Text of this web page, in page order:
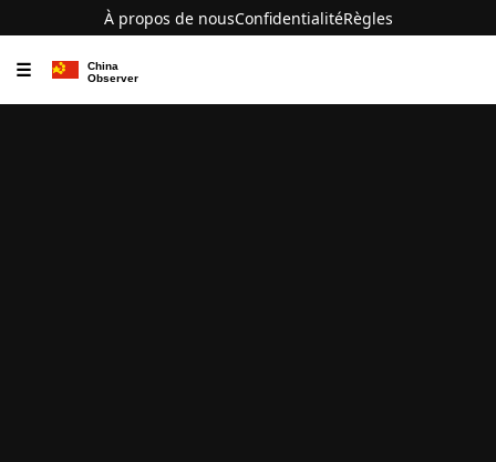
À propos de nousConfidentialitéRègles
☰